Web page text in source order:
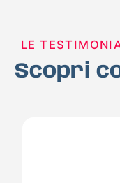
LE
Scopri